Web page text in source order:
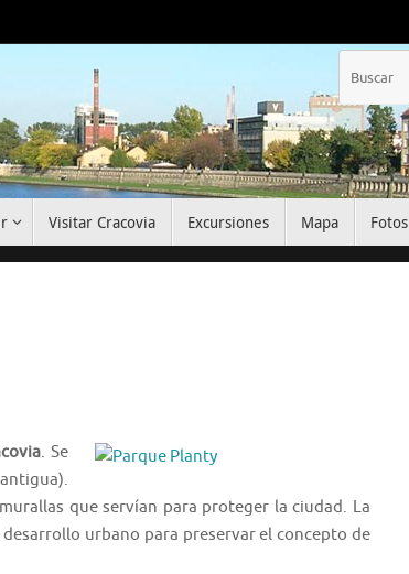
Visitar Cracovia Excursiones Mapa Fotos
. Se
que servían para proteger la ciudad. La
urbano para preservar el concepto de